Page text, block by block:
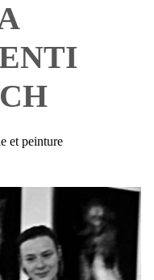
et peinture